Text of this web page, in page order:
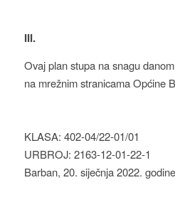
III.
Ovaj plan stupa na snagu
na mrežnim stranicama Općine
KLASA: 402-04/22-01/01
URBROJ: 2163-12-01-22-1
Barban, 20. siječnja 2022. godine